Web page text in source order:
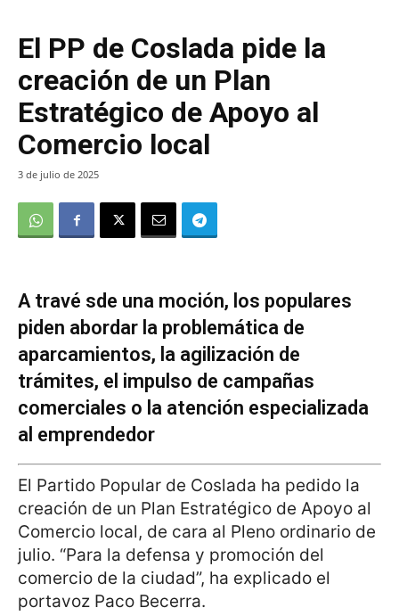
El PP de Coslada pide la
creación de un Plan
Estratégico de Apoyo al
Comercio local
3 de julio de 2025
A travé sde una moción, los populares
piden abordar la problemática de
aparcamientos, la agilización de
trámites, el impulso de campañas
comerciales o la atención especializada
al emprendedor
El Partido Popular de Coslada ha pedido la
creación de un Plan Estratégico de Apoyo al
Comercio local, de cara al Pleno ordinario de
julio. “Para la defensa y promoción del
comercio de la ciudad”, ha explicado el
portavoz Paco Becerra.